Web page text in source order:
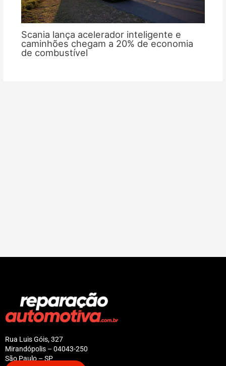
Scania lança acelerador inteligente e
caminhões chegam a 20% de economia
de combustível
Rua Luis Góis, 327
Mirandópolis – 04043-250
São Paulo – SP